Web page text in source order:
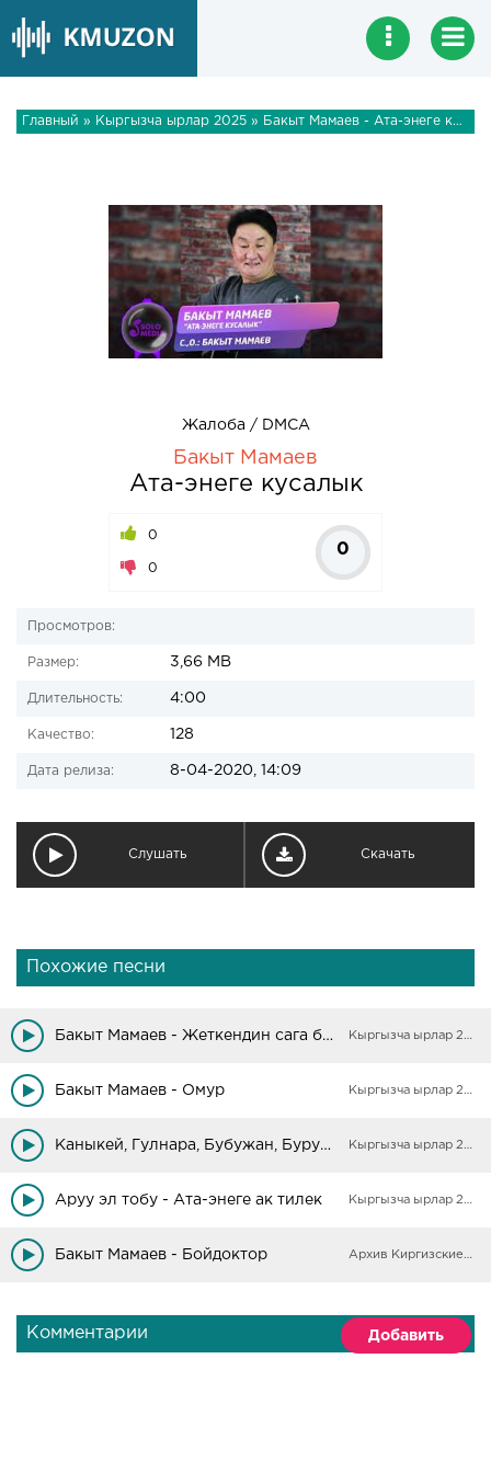
Главный » Кыргызча ырлар 2025 » Бакыт Мамаев - Ата-энеге кусалык
Жалоба / DMCA
Бакыт Мамаев
Ата-энеге кусалык
0
0
0
Просмотров:
Размер: 3,66 MB
Длительность: 4:00
Качество: 128
Дата релиза: 8-04-2020, 14:09
Слушать Скачать
Похожие песни
Бакыт Мамаев - Жеткендин сага багы бар Кыргызча ырлар 2025
Бакыт Мамаев - Омур Кыргызча ырлар 2025
Каныкей, Гулнара, Бубужан, Бурул Раймалиевалар - Ата-энеге сагыныч Кыргызча ырлар 2025
Аруу эл тобу - Ата-энеге ак тилек Кыргызча ырлар 2025
Бакыт Мамаев - Бойдоктор Архив Киргизские песни
Комментарии Добавить